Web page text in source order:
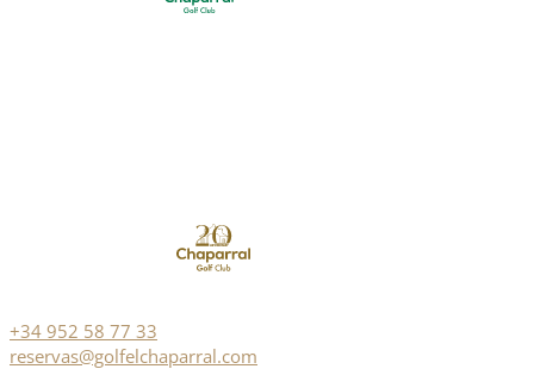
+34 952 58 77 33
reservas@golfelchaparral.com